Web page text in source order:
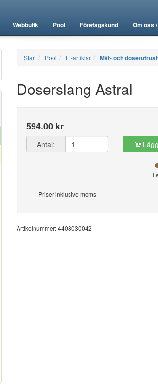
Webbutik Pool Företagskund Om oss
Start Pool El-artiklar Mät- och
Doserslang Astral
594.00 kr
Antal:
Priser inklusive moms
Artikelnummer: 4408030042